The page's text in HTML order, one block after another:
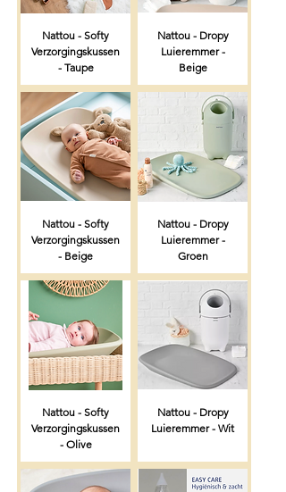
Nattou - Softy
Verzorgingskussen
- Taupe
Nattou - Dropy
Luieremmer -
Beige
Nattou - Softy
Verzorgingskussen
- Beige
Nattou - Dropy
Luieremmer -
Groen
Nattou - Softy
Verzorgingskussen
- Olive
Nattou - Dropy
Luieremmer - Wit